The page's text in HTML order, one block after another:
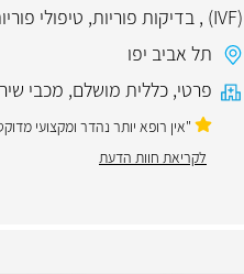
(IVF)
, בדיקות פוריות, טיפולי
תל אביב יפו
פרטי, כללית מושלם, מכבי
"אין רופא יותר נהדר ומקצועי
לקריאת חוות הדעת